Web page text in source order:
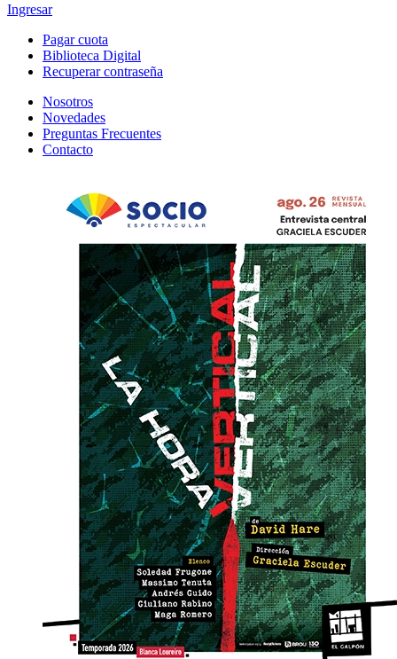
Ingresar
Pagar cuota
Biblioteca Digital
Recuperar contraseña
Nosotros
Novedades
Preguntas Frecuentes
Contacto